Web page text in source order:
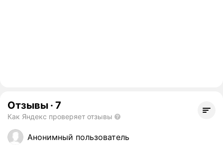
Отзывы · 7
Как Яндекс проверяет отзывы
Анонимный пользователь